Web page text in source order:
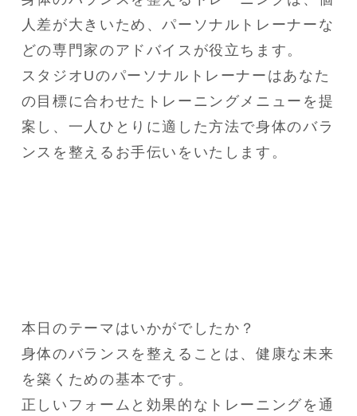
人差が大きいため、パーソナルトレーナーな
どの専門家のアドバイスが役立ちます。
スタジオUのパーソナルトレーナーはあなた
の目標に合わせたトレーニングメニューを提
案し、一人ひとりに適した方法で身体のバラ
ンスを整えるお手伝いをいたします。
本日のテーマはいかがでしたか？
身体のバランスを整えることは、健康な未来
を築くための基本です。
正しいフォームと効果的なトレーニングを通